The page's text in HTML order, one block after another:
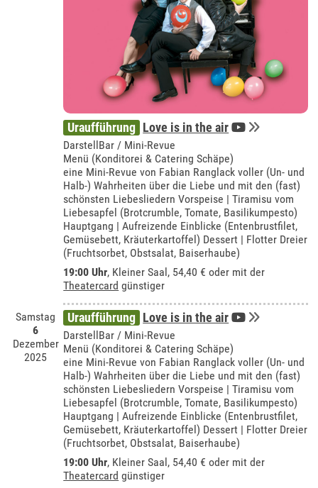
Uraufführung Love is in the air
DarstellBar / Mini-Revue
Menü (Konditorei & Catering Schäpe)
eine Mini-Revue von Fabian Ranglack voller (Un- und
Halb-) Wahrheiten über die Liebe und mit den (fast)
schönsten Liebesliedern Vorspeise | Tiramisu vom
Liebesapfel (Brotcrumble, Tomate, Basilikumpesto)
Hauptgang | Aufreizende Einblicke (Entenbrustfilet,
Gemüsebett, Kräuterkartoffel) Dessert | Flotter Dreier
(Fruchtsorbet, Obstsalat, Baiserhaube)
19:00 Uhr, Kleiner Saal, 54,40 € oder mit der
Theatercard günstiger
Samstag
6
Dezember
2025
Uraufführung Love is in the air
DarstellBar / Mini-Revue
Menü (Konditorei & Catering Schäpe)
eine Mini-Revue von Fabian Ranglack voller (Un- und
Halb-) Wahrheiten über die Liebe und mit den (fast)
schönsten Liebesliedern Vorspeise | Tiramisu vom
Liebesapfel (Brotcrumble, Tomate, Basilikumpesto)
Hauptgang | Aufreizende Einblicke (Entenbrustfilet,
Gemüsebett, Kräuterkartoffel) Dessert | Flotter Dreier
(Fruchtsorbet, Obstsalat, Baiserhaube)
19:00 Uhr, Kleiner Saal, 54,40 € oder mit der
Theatercard günstiger